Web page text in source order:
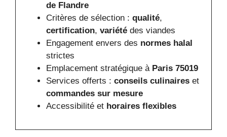
de Flandre
Critères de sélection : qualité,
certification, variétédes viandes
Engagement envers des normes halal
strictes
Emplacement stratégique à Paris 75019
Services offerts : conseils culinaireset
commandes sur mesure
Accessibilité et horaires flexibles